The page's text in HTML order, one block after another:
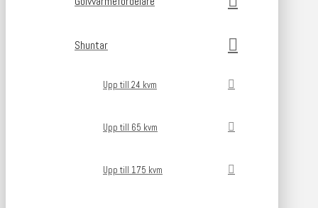
Shuntar
Upp till 24 kvm
Upp till 65 kvm
Upp till 175 kvm